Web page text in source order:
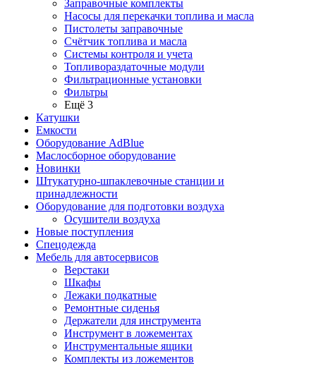
Заправочные комплекты
Насосы для перекачки топлива и масла
Пистолеты заправочные
Счётчик топлива и масла
Системы контроля и учета
Топливораздаточные модули
Фильтрационные установки
Фильтры
Ещё 3
Катушки
Емкости
Оборудование AdBlue
Маслосборное оборудование
Новинки
Штукатурно-шпаклевочные станции и
принадлежности
Оборудование для подготовки воздуха
Осушители воздуха
Новые поступления
Спецодежда
Мебель для автосервисов
Верстаки
Шкафы
Лежаки подкатные
Ремонтные сиденья
Держатели для инструмента
Инструмент в ложементах
Инструментальные ящики
Комплекты из ложементов